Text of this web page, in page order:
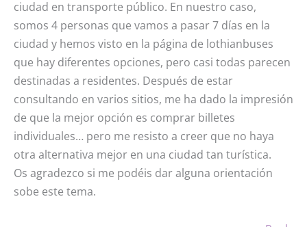
ciudad en transporte público. En nuestro caso,
somos 4 personas que vamos a pasar 7 días en la
ciudad y hemos visto en la página de lothianbuses
que hay diferentes opciones, pero casi todas parecen
destinadas a residentes. Después de estar
consultando en varios sitios, me ha dado la impresión
de que la mejor opción es comprar billetes
individuales… pero me resisto a creer que no haya
otra alternativa mejor en una ciudad tan turística.
Os agradezco si me podéis dar alguna orientación
sobe este tema.